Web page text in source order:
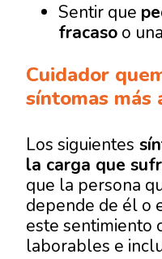
Sentir que
fracaso o
Cuidador
síntomas más
Los siguientes
la carga que
que la persona
depende de él o
este sentimiento
laborables e